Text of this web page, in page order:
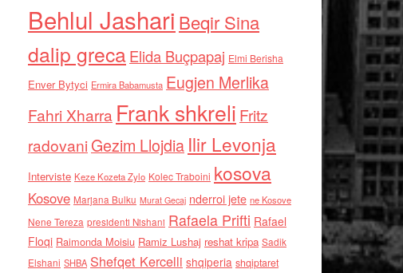
Behlul Jashari Beqir Sina
dalip grecaElida Buçpapaj Elmi Berisha
Enver Bytyci Ermira Babamusta Eugjen Merlika
Fahri Xharra Frank shkreli Fritz
radovaniGezim Llojdia Ilir Levonja
Interviste Keze Kozeta Zylo Kolec Traboini kosova
Kosove Marjana Bulku Murat Gecaj nderroi jete ne Kosove
Nene Tereza presidenti Nishani Rafaela Prifti Rafael
Floqi Raimonda Moisiu Ramiz Lushaj reshat kripa Sadik
Elshani SHBA Shefqet Kercelli shqiperia shqiptaret